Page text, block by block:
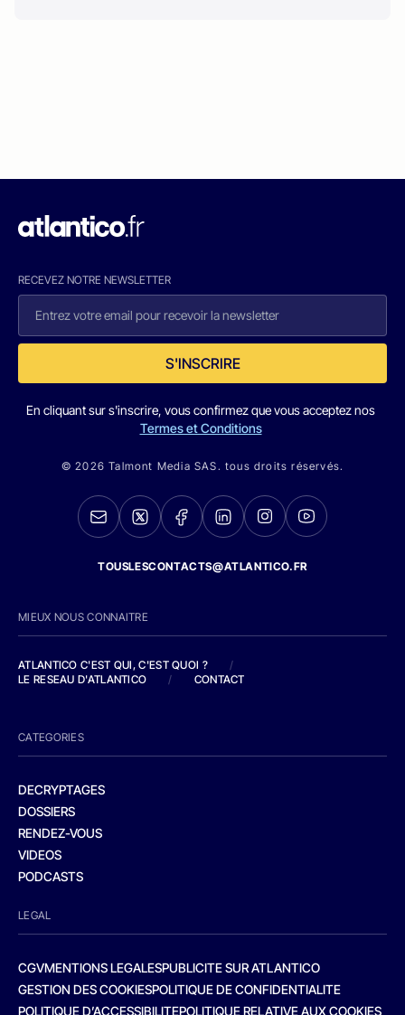
RECEVEZ NOTRE NEWSLETTER
S'INSCRIRE
En cliquant sur s'inscrire, vous confirmez que vous acceptez nos
Termes et Conditions
© 2026 Talmont Media SAS. tous droits réservés.
TOUSLESCONTACTS@ATLANTICO.FR
MIEUX NOUS CONNAITRE
ATLANTICO C'EST QUI, C'EST QUOI ?
/
LE RESEAU D'ATLANTICO
/ CONTACT
CATEGORIES
DECRYPTAGES
DOSSIERS
RENDEZ-VOUS
VIDEOS
PODCASTS
LEGAL
CGVMENTIONS LEGALESPUBLICITE SUR ATLANTICO
GESTION DES COOKIESPOLITIQUE DE CONFIDENTIALITE
POLITIQUE D’ACCESSIBILITEPOLITIQUE RELATIVE AUX COOKIES